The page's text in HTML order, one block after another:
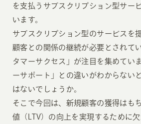
を支払うサブスクリプション型サー
います。
サブスクリプション型のサービスを
顧客との関係の継続が必要とされて
タマーサクセス」が注目を集めてい
ーサポート」との違いがわからない
はないでしょうか。
そこで今回は、新規顧客の獲得はも
値（LTV）の向上を実現するために